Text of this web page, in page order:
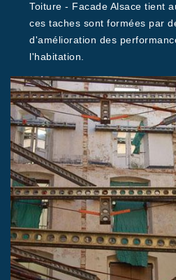
Toiture - Facade Alsace tient
ces taches sont formées par
d'amélioration des
l'habitation.